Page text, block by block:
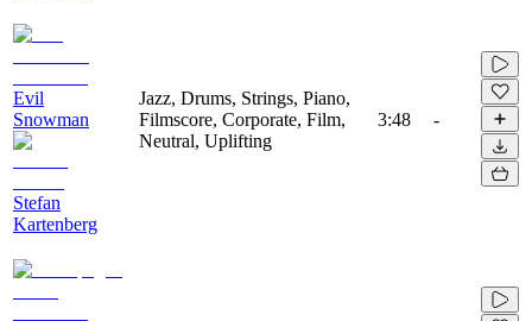
Evil
Snowman
Stefan
Kartenberg
Jazz, Drums, Strings, Piano,
Filmscore, Corporate, Film,
Neutral, Uplifting
3:48 -